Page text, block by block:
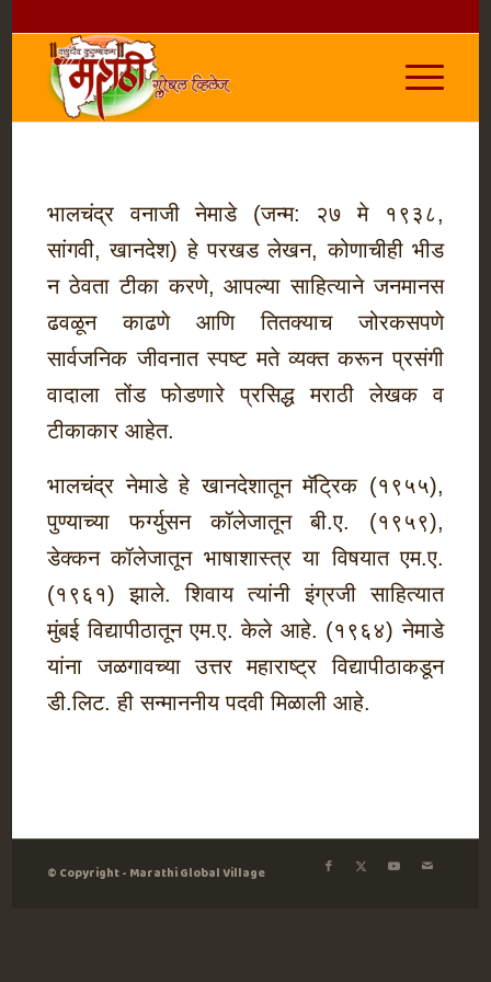
भालचंद्र वनाजी नेमाडे (जन्म: २७ मे १९३८,
सांगवी, खानदेश) हे परखड लेखन, कोणाचीही भीड
न ठेवता टीका करणे, आपल्या साहित्याने जनमानस
ढवळून काढणे आणि तितक्‍याच जोरकसपणे
सार्वजनिक जीवनात स्पष्ट मते व्यक्त करून प्रसंगी
वादाला तोंड फोडणारे प्रसिद्ध मराठी लेखक व
टीकाकार आहेत.
भालचंद्र नेमाडे हे खानदेशातून मॅट्रिक (१९५५),
पुण्याच्या फर्ग्युसन कॉलेजातून बी.ए. (१९५९),
डेक्कन कॉलेजातून भाषाशास्त्र या विषयात एम.ए.
(१९६१) झाले. शिवाय त्यांनी इंग्रजी साहित्यात
मुंबई विद्यापीठातून एम.ए. केले आहे. (१९६४) नेमाडे
यांना जळगावच्या उत्तर महाराष्ट्र विद्यापीठाकडून
डी.लिट. ही सन्माननीय पदवी मिळाली आहे.
© Copyright - Marathi Global Village